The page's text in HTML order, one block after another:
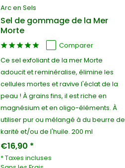
Arc en Sels
Sel de gommage de la Mer
Morte
Comparer
Ce sel exfoliant de la mer Morte
adoucit et reminéralise, élimine les
cellules mortes et ravive l'éclat de la
peau ! À grains fins, il est riche en
magnésium et en oligo-éléments. À
utiliser pur ou mélangé à du beurre de
karité et/ou de l'huile. 200 ml
€16,90 *
* Taxes incluses